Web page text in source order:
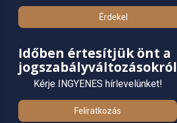
Érdekel
Időben értesítjük önt a
jogszabályváltozásokról
Kérje INGYENES hírlevelünket!
Feliratkozás